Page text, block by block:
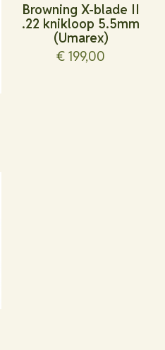
Browning X-blade II
.22 knikloop 5.5mm
(Umarex)
€ 199,00